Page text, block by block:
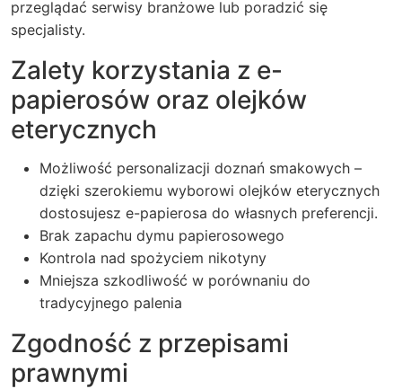
przeglądać serwisy branżowe lub poradzić się
specjalisty.
Zalety korzystania z e-
papierosów oraz olejków
eterycznych
Możliwość personalizacji doznań smakowych –
dzięki szerokiemu wyborowi olejków eterycznych
dostosujesz e-papierosa do własnych preferencji.
Brak zapachu dymu papierosowego
Kontrola nad spożyciem nikotyny
Mniejsza szkodliwość w porównaniu do
tradycyjnego palenia
Zgodność z przepisami
prawnymi